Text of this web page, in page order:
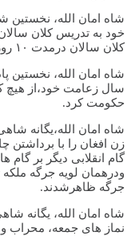
شاه امان الله،
خود به تدریس کلان
کلان سالان درمدت ۱۰ روز وضع نمود.
شاه امان الله، نخستین
سال زعامت خود،از هیچ
حکومت کرد.
زن افغان را با برداشتن
گام انقلابی دیگر بر
ودرهمان لویه جرگه ملکه
جرگه ظاهرشدند.
شاه امان الله، یگانه
نماز های جمعه، محراب